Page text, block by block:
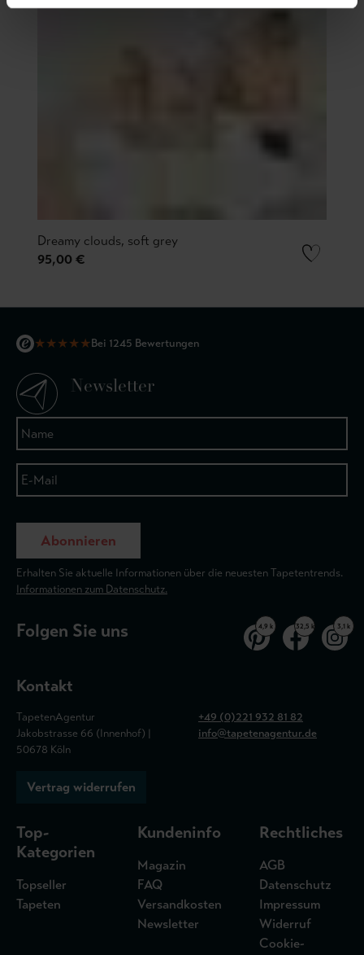
Dreamy clouds, soft grey
95,00 €
★★★★★Bei 1245 Bewertungen
Newsletter
Abonnieren
Erhalten Sie aktuelle Informationen über die neuesten Tapetentrends.
Informationen zum Datenschutz.
Folgen Sie uns 4,9 k 32,5 k 3,1 k
Kontakt
TapetenAgentur
Jakobstrasse 66 (Innenhof) |
50678 Köln
+49 (0)221 932 81 82
info@tapetenagentur.de
Vertrag widerrufen
Top-
Kategorien
Topseller
Tapeten
Kundeninfo
Magazin
FAQ
Versandkosten
Newsletter
Rechtliches
AGB
Datenschutz
Impressum
Widerruf
Cookie-